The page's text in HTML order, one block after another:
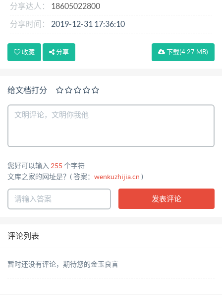
分享达人：
18605022800
分享时间：
2019-12-31 17:36:10
下载(4.27 MB)
收藏 分享
给文档打分
您好可以输入 255 个字符
文库之家的网址是？( 答案： wenkuzhijia.cn )
评论列表
暂时还没有评论，期待您的金玉良言